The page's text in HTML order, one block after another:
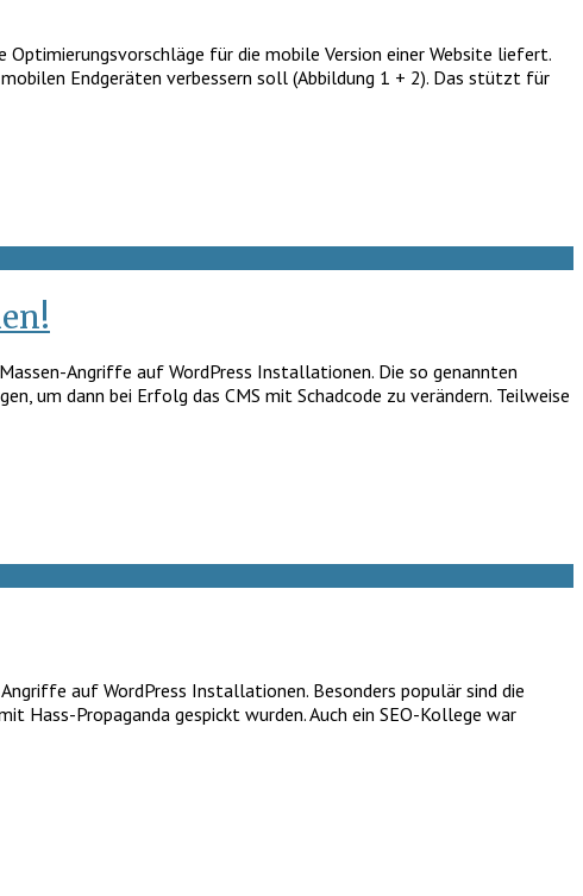
für die mobile Version einer Website liefert.
Endgeräten verbessern soll (Abbildung 1 + 2). Das stützt für
Angriffe auf WordPress Installationen. Die so genannten
um dann bei Erfolg das CMS mit Schadcode zu verändern. Teilweise
auf WordPress Installationen. Besonders populär sind die
Hass-Propaganda gespickt wurden. Auch ein SEO-Kollege war